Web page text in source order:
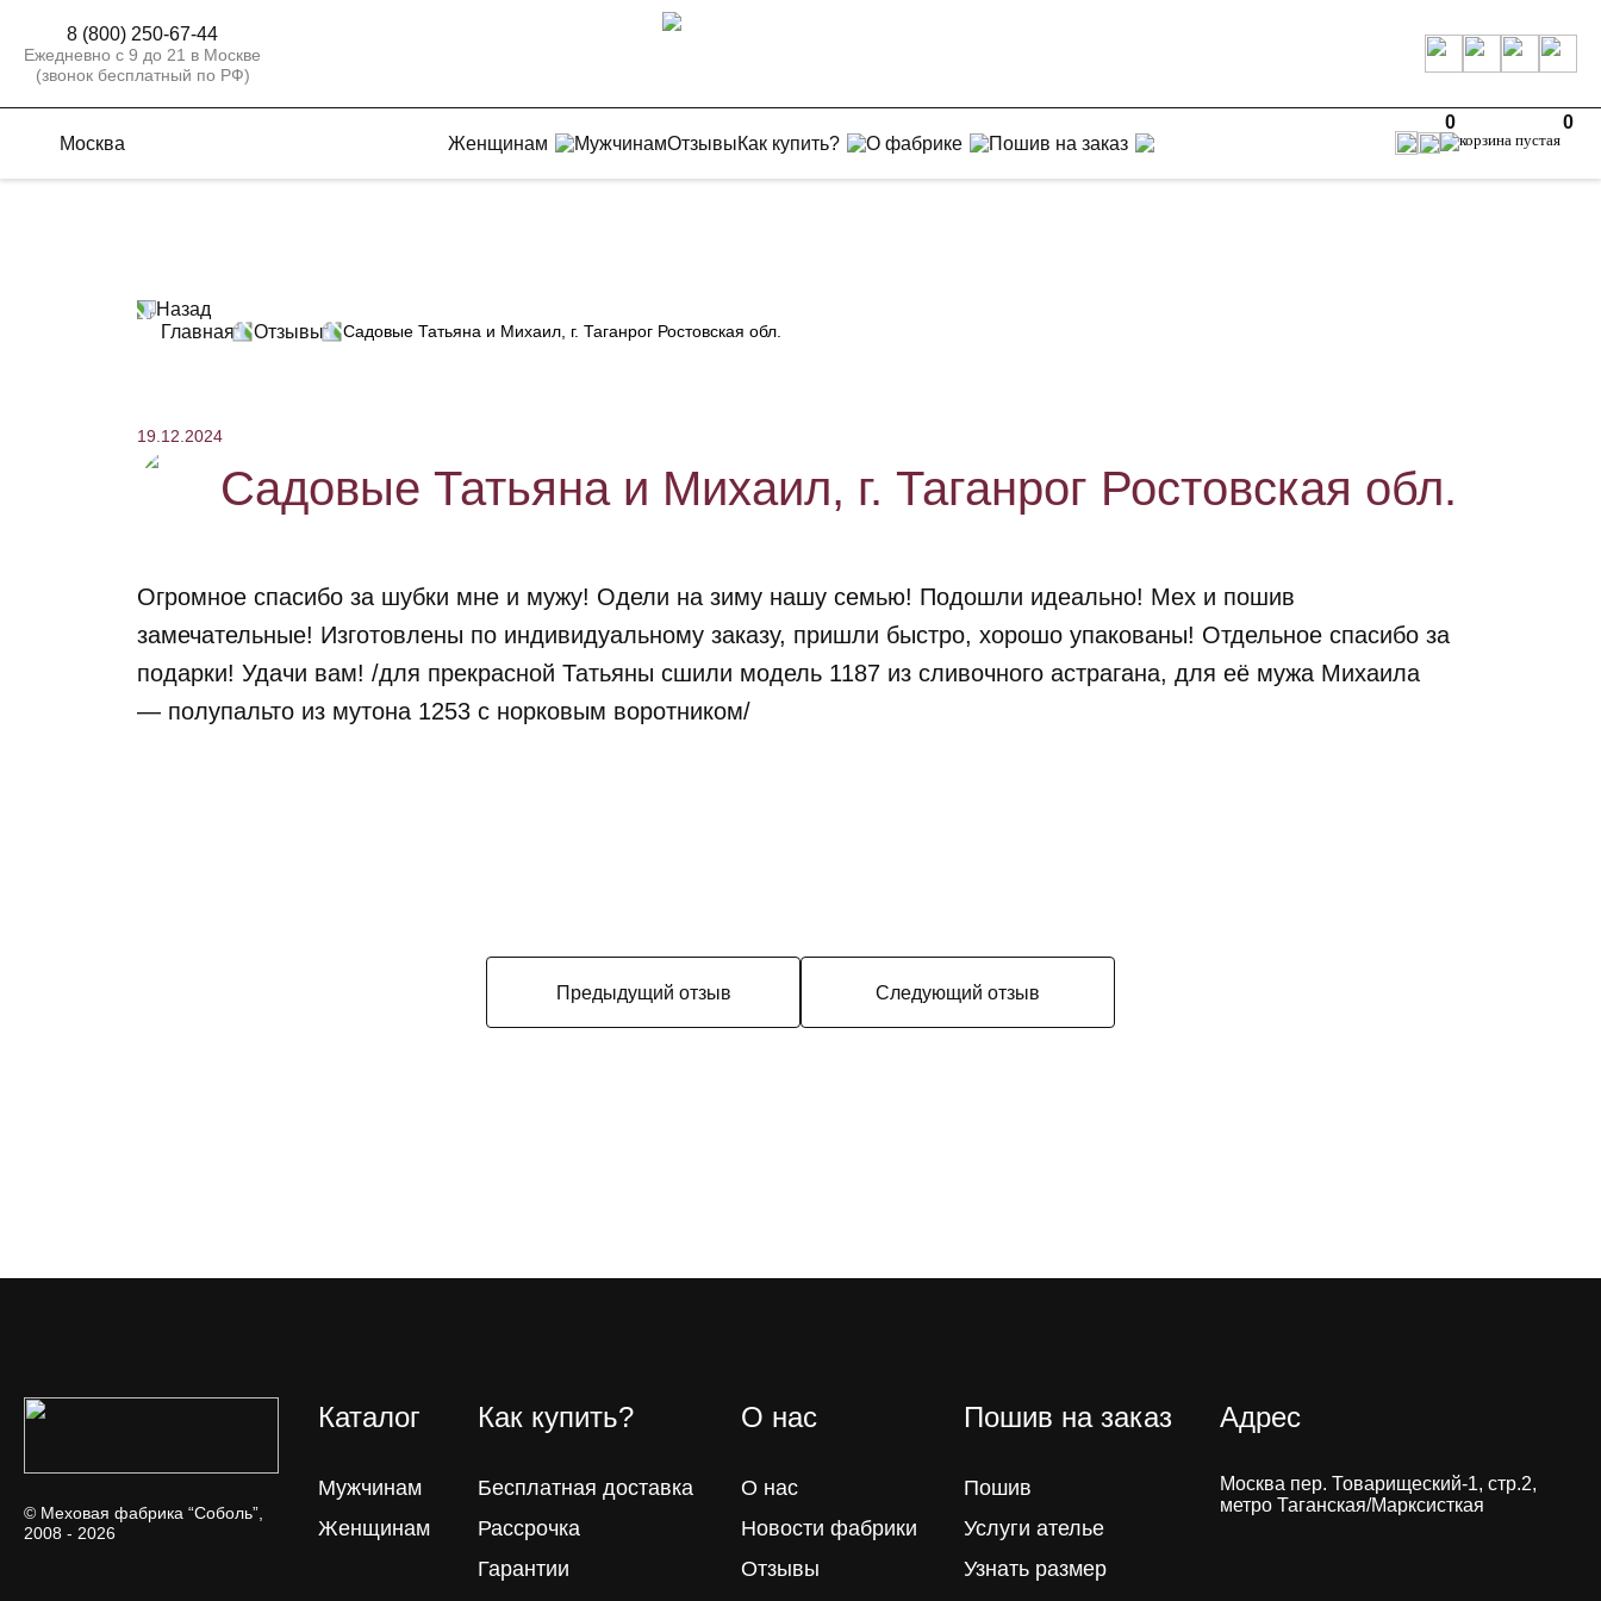
8 (800) 250-67-44
Ежедневно с 9 до 21 в Москве
(звонок бесплатный по РФ)
Москва Женщинам МужчинамОтзывыКак купить? О фабрике Пошив на заказ
0 0
Назад
Главная
Отзывы Садовые Татьяна и Михаил, г. Таганрог Ростовская обл.
19.12.2024
Садовые Татьяна и Михаил, г. Таганрог Ростовская обл.
Огромное спасибо за шубки мне и мужу! Одели на зиму нашу семью! Подошли идеально! Мех и пошив
замечательные! Изготовлены по индивидуальному заказу, пришли быстро, хорошо упакованы! Отдельное спасибо за
подарки! Удачи вам! /для прекрасной Татьяны сшили модель 1187 из сливочного астрагана, для её мужа Михаила
— полупальто из мутона 1253 с норковым воротником/
Предыдущий отзыв Следующий отзыв
© Меховая фабрика “Соболь”,
2008 - 2026
Каталог
Мужчинам
Женщинам
Как купить?
Бесплатная доставка
Рассрочка
Гарантии
О нас
О нас
Новости фабрики
Отзывы
Пошив на заказ
Пошив
Услуги ателье
Узнать размер
Адрес
Москва пер. Товарищеский-1, стр.2,
метро Таганская/Марксисткая